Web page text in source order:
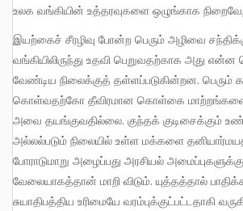
உலக வங்கியின் உத்தரவுகளை ஒழுங்காக
இயற்கைச் சீரழிவு போன்ற பெரும் அழிவை சந்திக்கும் நாடுகள் உலக
வங்கியிலிருந்து உதவி பெறுவதற்காக அது
வேண்டிய நிலைக்குத் தள்ளப்படுகின்றன. பெரும்
கொள்வதற்கோ தீவிரமான கொள்கை மாற்றங்களை
அவை தயங்குவதில்லை. குந்தக் குடிசைக்கும்
அல்லல்படும் நிலையில் உள்ள மக்களை
போராடுமாறு அழைப்பது அரசியல்
வேலையாகத்தான் மாறி விடும். யுத்தத்தால்
சுயாதிபத்திய உரிமையே வரம்புக்குட்பட்டதாகி